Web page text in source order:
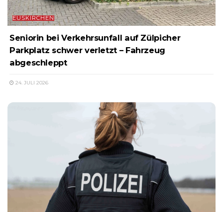
EUSKIRCHEN
Seniorin bei Verkehrsunfall auf Zülpicher
Parkplatz schwer verletzt – Fahrzeug
abgeschleppt
24. JULI 2026